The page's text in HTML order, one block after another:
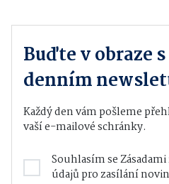
Buďte v obraze
denním
Každý den vám pošleme
vaší e-mailové schránky.
Souhlasím se
údajůpro zasílání